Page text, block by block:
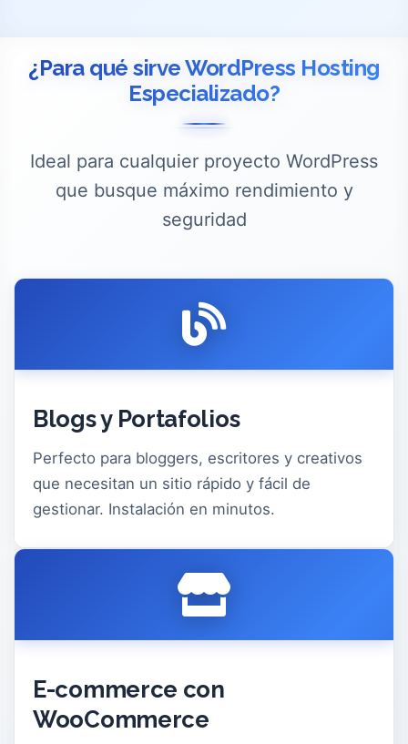
¿Para qué sirve WordPress Hosting
Especializado?
Ideal para cualquier proyecto WordPress
que busque máximo rendimiento y
seguridad
Blogs y Portafolios
Perfecto para bloggers, escritores y creativos
que necesitan un sitio rápido y fácil de
gestionar. Instalación en minutos.
E-commerce con
WooCommerce